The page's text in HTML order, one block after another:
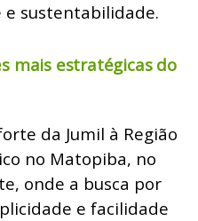
e sustentabilidade.
mais estratégicas do
da Jumil à Região
no Matopiba, no
onde a busca por
e facilidade